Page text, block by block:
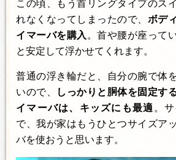
この頃、もう首リングタイプのス
れなくなってしまったので、 ボデ
イマーバを購入 。首や腰が座って
と安定して浮かせてくれます。
普通の浮き輪だと、自分の腕で体
いので、
しっかりと胴体を固定す
イマーバは、キッズにも最適 。
で、我が家はもうひとつサイズア
バを使おうと思います。